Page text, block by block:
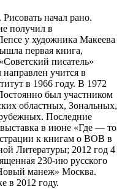
начал рано.
получил в
у художника Макеева
первая книга,
писатель»
учится в
в 1966 году. В 1972
был участником
областных, Зональных,
Последние
выставка в июне «Где — то
к книгам о ВОВ в
Литературы; 2012 год 4
230-ию русского
манеж» Москва.
в 2012 году.